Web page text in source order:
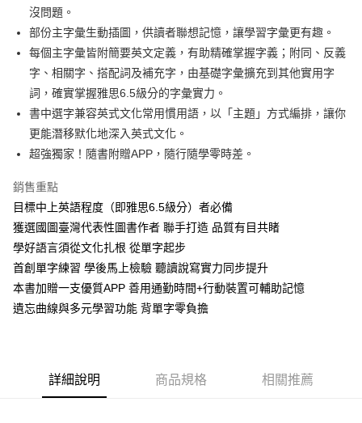
ATM付款
運送方式
宅配
每筆NT$80，滿NT$800(含以上)免運費
郵局寄送
每筆NT$80，滿NT$800(含以上)免運費
每筆NT$2,000，滿NT$3,000(含以上)免運費
沒問題。
部份主字彙生動插圖，供讀者聯想記憶，讓學習字彙更有趣。
每個主字彙皆附簡要英文定義，有助精確掌握字義；附同、反義
字、相關字、搭配詞及補充字，由基礎字彙擴充到其他實用字
詞，確實掌握雅思6.5級分的字彙實力。
書中選字兼容英式文化常用慣用語，以「主題」方式編排，讓你
更能潛移默化地深入英式文化。
超強獨家！隨書附贈APP，隨行隨學零時差。
銷售重點
目標中上英語程度（即雅思6.5級分）者必備
獲選國圖臺灣代表性圖書作者 聯手打造 品質有目共睹
學好語言須從文化扎根 從單字起步
首創單字練習 學後馬上檢驗 聽讀說寫實力同步提升
本書加贈一支優質APP 善用通勤時間+行動裝置可輔助記憶
遺忘曲線與多元學習功能 背單字零負擔
詳細說明 商品規格 相關推薦